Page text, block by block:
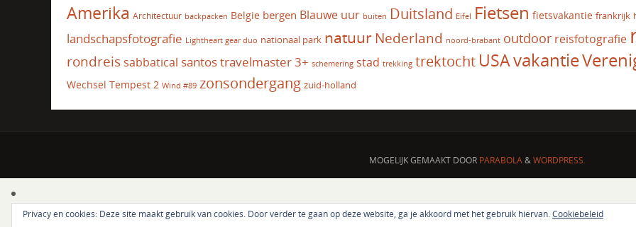
Amerika Architectuur backpacken Belgie bergen Blauwe uur buiten Duitsland Eifel Fietsen fietsvakantie frankrijk
landschapsfotografie Lightheart gear duo nationaal park natuur Nederland noord-brabant outdoor reisfotografie
rondreis sabbatical santos travelmaster 3+ schemering stad trekking trektocht USAvakantie
Wechsel Tempest 2 Wind #89 zonsondergang zuid-holland
MOGELIJK GEMAAKT DOOR PARABOLA&WORDPRESS.
Privacy en cookies: Deze site maakt gebruik van cookies. Door verder te gaan op deze website, ga je akkoord met het gebruik hiervan.Cookiebeleid